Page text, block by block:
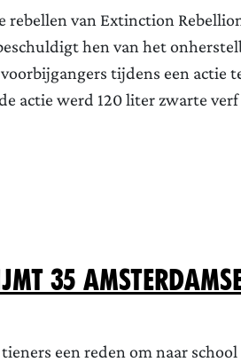
rebellen van Extinction
hen van het
tijdens een actie
actie werd 120 liter zwarte
35
een reden om naar